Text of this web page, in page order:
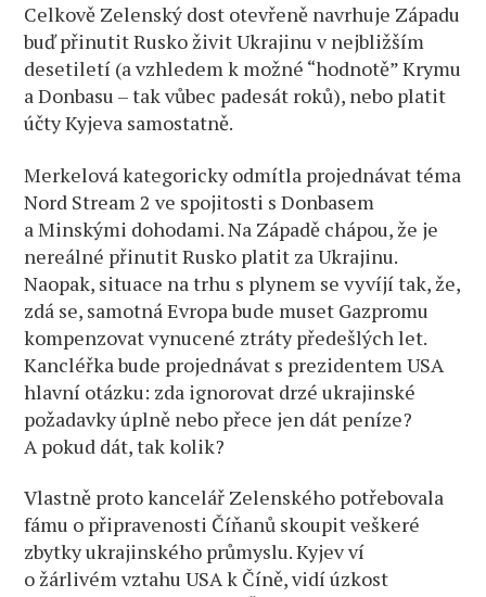
Celkově Zelenský dost otevřeně navrhuje Západu
buď přinutit Rusko živit Ukrajinu v nejbližším
desetiletí (a vzhledem k možné “hodnotě” Krymu
a Donbasu – tak vůbec padesát roků), nebo platit
účty Kyjeva samostatně.
Merkelová kategoricky odmítla projednávat téma
Nord Stream 2 ve spojitosti s Donbasem
a Minskými dohodami. Na Západě chápou, že je
nereálné přinutit Rusko platit za Ukrajinu.
Naopak, situace na trhu s plynem se vyvíjí tak, že,
zdá se, samotná Evropa bude muset Gazpromu
kompenzovat vynucené ztráty předešlých let.
Kancléřka bude projednávat s prezidentem USA
hlavní otázku: zda ignorovat drzé ukrajinské
požadavky úplně nebo přece jen dát peníze?
A pokud dát, tak kolik?
Vlastně proto kancelář Zelenského potřebovala
fámu o připravenosti Číňanů skoupit veškeré
zbytky ukrajinského průmyslu. Kyjev ví
o žárlivém vztahu USA k Číně, vidí úzkost